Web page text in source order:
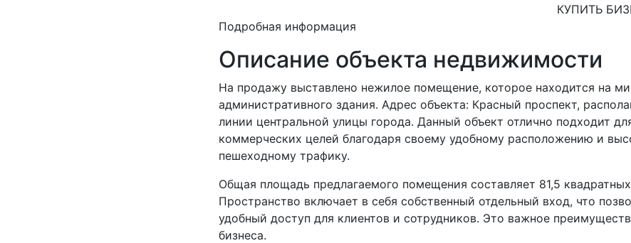
КУПИТЬ
Подробная информация
Описание объекта недвижимости
На продажу выставлено нежилое помещение, которое находится на
административного здания. Адрес объекта: Красный проспект,
линии центральной улицы города. Данный объект отлично подходит
коммерческих целей благодаря своему удобному расположению и
пешеходному трафику.
Общая площадь предлагаемого помещения составляет 81,5
Пространство включает в себя собственный отдельный вход, что
удобный доступ для клиентов и сотрудников. Это важное
бизнеса.